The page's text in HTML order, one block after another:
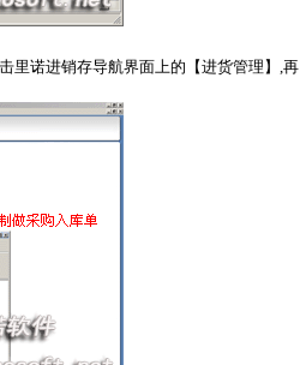
里诺进销存导航界面上的【进货管理】,再